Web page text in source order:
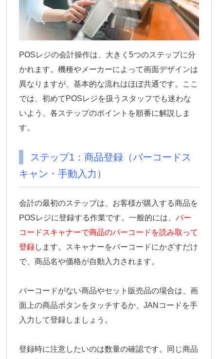
POSレジの会計操作は、大きく5つのステップに分
かれます。機種やメーカーによって画面デザインは
異なりますが、基本的な流れはほぼ共通です。ここ
では、初めてPOSレジを扱うスタッフでも迷わな
いよう、各ステップのポイントを順番に解説しま
す。
ステップ1：商品登録（バーコードス
キャン・手動入力）
会計の最初のステップは、お客様が購入する商品を
POSレジに登録する作業です。一般的には、バー
コードスキャナーで商品のバーコードを読み取って
登録します。スキャナーをバーコードにかざすだけ
で、商品名や価格が自動入力されます。
バーコードがない商品やセット販売品の場合は、画
面上の商品ボタンをタッチするか、JANコードを手
入力して登録しましょう。
登録時に注意したいのは数量の確認です。同じ商品